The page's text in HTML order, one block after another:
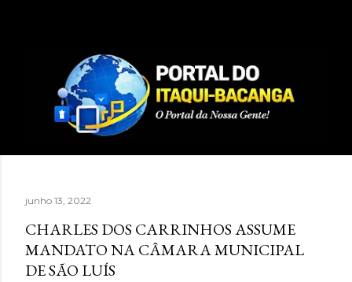
junho 13, 2022
CHARLES DOS CARRINHOS ASSUME
MANDATO NA CÂMARA MUNICIPAL
DE SÃO LUÍS